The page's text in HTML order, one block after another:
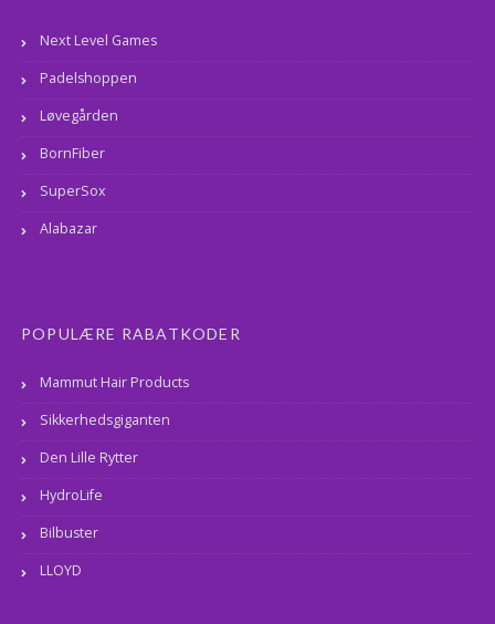
Next Level Games
Padelshoppen
Løvegården
BornFiber
SuperSox
Alabazar
POPULÆRE RABATKODER
Mammut Hair Products
Sikkerhedsgiganten
Den Lille Rytter
HydroLife
Bilbuster
LLOYD